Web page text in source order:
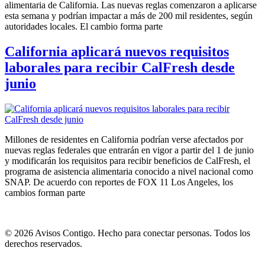
alimentaria de California. Las nuevas reglas comenzaron a aplicarse
esta semana y podrían impactar a más de 200 mil residentes, según
autoridades locales. El cambio forma parte
California aplicará nuevos requisitos
laborales para recibir CalFresh desde
junio
Millones de residentes en California podrían verse afectados por
nuevas reglas federales que entrarán en vigor a partir del 1 de junio
y modificarán los requisitos para recibir beneficios de CalFresh, el
programa de asistencia alimentaria conocido a nivel nacional como
SNAP. De acuerdo con reportes de FOX 11 Los Angeles, los
cambios forman parte
© 2026 Avisos Contigo. Hecho para conectar personas. Todos los
derechos reservados.